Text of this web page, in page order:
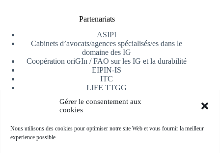
Gérer le consentement aux
cookies
Nous utilisons des cookies pour optimiser notre site Web et vous fournir la meilleur
experience possible.
Partenariats
ASIPI
Cabinets d’avocats/agences spécialisés/es dans le
domaine des IG
Coopération oriGIn / FAO sur les IG et la durabilité
EIPIN-IS
ITC
LIFE TTGG
AfrIPI
Recevoir notre newsletter